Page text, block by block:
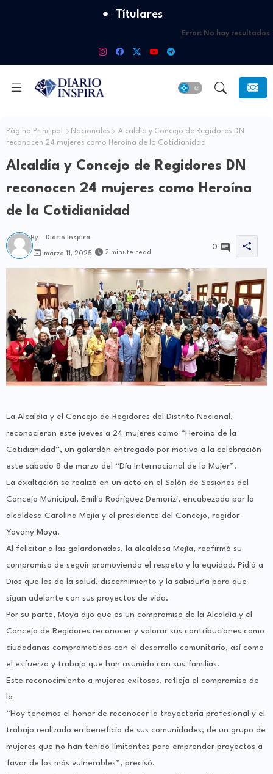
Títulares
Error: No hay resultados
Página Principal Nacionales
Alcaldía y Concejo de Regidores DN
reconocen 24 mujeres como Heroína de la Cotidianidad
Alcaldía y Concejo de Regidores DN
reconocen 24 mujeres como Heroína
de la Cotidianidad
By - Diario Inspira
marzo 11, 2025 2 minute read
0
La Alcaldía y el Concejo de Regidores del Distrito Nacional,
reconocieron este jueves a 24 mujeres como “Heroína de la
Cotidianidad”, un galardón entregado por motivo a la celebración
este sábado 8 de marzo del “Día Internacional de la Mujer”.
La exaltación se realizó en un acto en el Salón de Sesiones del
Concejo Municipal, Emilio Rodríguez Demorizi, encabezado por la
alcaldesa Carolina Mejía y el presidente del Concejo, regidor
Yovany Moya.
Al felicitar a las galardonadas, la alcaldesa Mejía, reafirmó su
compromiso de seguir promoviendo el respeto y la equidad. Pidió a
Dios que les de la salud, discernimiento y la sabiduría para que
sigan adelante con sus proyectos de vida.
Por su parte, Moya dijo que es un compromiso de la Alcaldía y el
Concejo de Regidores reconocer y valorar sus contribuciones como
ciudadanas comprometidas con el desarrollo comunitario, así como
el esfuerzo y trabajo que han asumido con sus familias.
Este reconocimiento a mujeres exitosas, refleja el compromiso de
la
“Hoy tenemos el honor de reconocer la trayectoria profesional y el
trabajo realizado en beneficio de sus comunidades, de un grupo de
mujeres que no han tenido limitantes para emprender proyectos a
favor de los más vulnerables”, precisó.